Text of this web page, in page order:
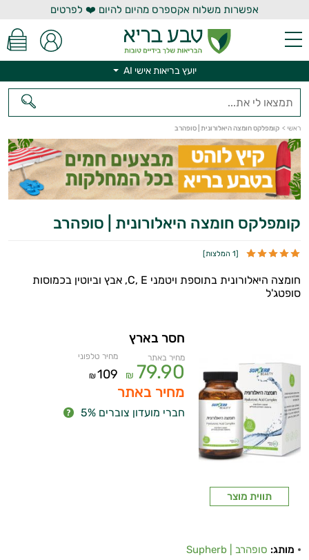
אפשרות משלוח אקספרס מהיום להיום ❤️ לפרטים
יועץ בריאות אישי AI
ראשי > קומפלקס חומצה היאלורונית | סופהרב
קומפלקס חומצה היאלורונית | סופהרב
[1 המלצות ]
חומצה היאלורונית בתוספת ויטמני C, E, אבץ וביוטין בכמוסות
סופטג'ל
תווית מוצר
חסר בארץ
מחיר באתר
79.90
₪
מחיר טלפוני
109
₪
מחיר באתר
חברי מועדון צוברים 5%
מותג: סופהרב | Supherb
יועץ בריאות אישי AI